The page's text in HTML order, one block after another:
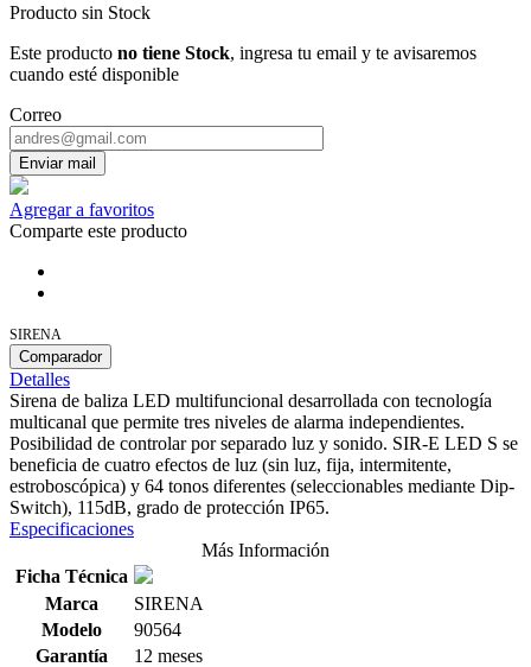
Producto sin Stock
Este producto no tiene Stock, ingresa tu email y te avisaremos
cuando esté disponible
Correo
Enviar mail
Agregar a favoritos
Comparte este producto
SIRENA
Comparador
Detalles
Sirena de baliza LED multifuncional desarrollada con tecnología
multicanal que permite tres niveles de alarma independientes.
Posibilidad de controlar por separado luz y sonido. SIR-E LED S se
beneficia de cuatro efectos de luz (sin luz, fija, intermitente,
estroboscópica) y 64 tonos diferentes (seleccionables mediante Dip-
Switch), 115dB, grado de protección IP65.
Especificaciones
Más Información
Ficha Técnica
Marca
SIRENA
Modelo
90564
Garantía
12 meses